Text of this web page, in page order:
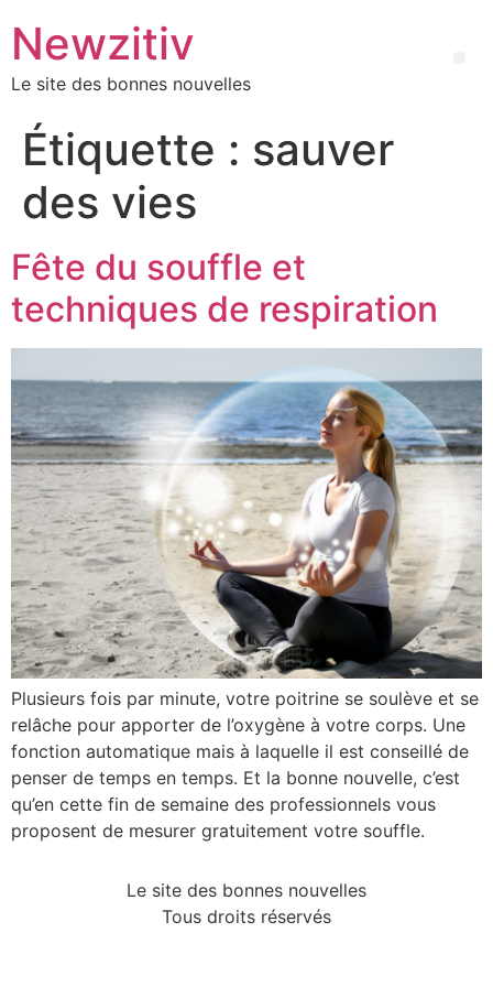
Newzitiv
Le site des bonnes nouvelles
Étiquette : sauver
des vies
Fête du souffle et
techniques de respiration
Plusieurs fois par minute, votre poitrine se soulève et se
relâche pour apporter de l’oxygène à votre corps. Une
fonction automatique mais à laquelle il est conseillé de
penser de temps en temps. Et la bonne nouvelle, c’est
qu’en cette fin de semaine des professionnels vous
proposent de mesurer gratuitement votre souffle.
Le site des bonnes nouvelles
Tous droits réservés